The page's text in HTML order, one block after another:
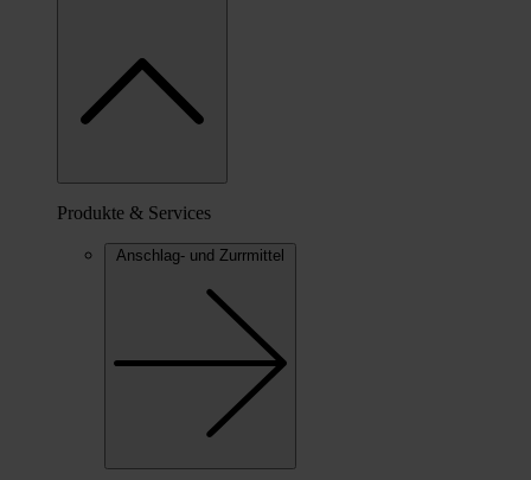
Produkte & Services
Anschlag- und Zurrmittel